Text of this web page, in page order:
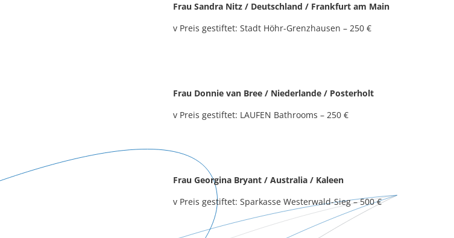
Frau Sandra Nitz / Deutschland / Frankfurt am Main
v Preis gestiftet: Stadt Höhr-Grenzhausen – 250 €
Frau Donnie van Bree / Niederlande / Posterholt
v Preis gestiftet: LAUFEN Bathrooms – 250 €
Frau Georgina Bryant / Australia / Kaleen
v Preis gestiftet: Sparkasse Westerwald-Sieg – 500 €